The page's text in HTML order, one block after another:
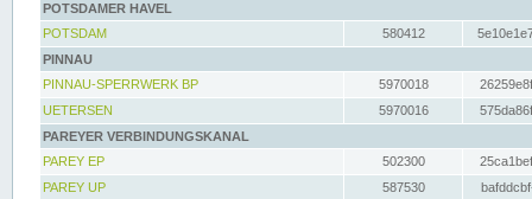
POTSDAMER HAVEL
POTSDAM
580412
PINNAU
PINNAU-SPERRWERK BP
5970018
UETERSEN
5970016
PAREYER VERBINDUNGSKANAL
PAREY EP
502300
PAREY UP
587530